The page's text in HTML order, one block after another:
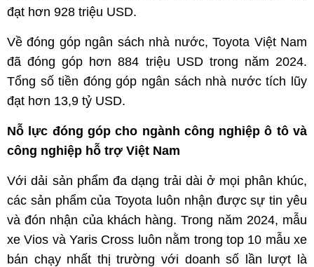
đạt hơn 928 triệu USD.
Về đóng góp ngân sách nhà nước, Toyota Việt Nam
đã đóng góp hơn 884 triệu USD trong năm 2024.
Tổng số tiền đóng góp ngân sách nhà nước tích lũy
đạt hơn 13,9 tỷ USD.
Nỗ lực đóng góp cho ngành công nghiệp ô tô và
công nghiệp hỗ trợ Việt Nam
Với dải sản phẩm đa dạng trải dài ở mọi phân khúc,
các sản phẩm của Toyota luôn nhận được sự tin yêu
và đón nhận của khách hàng. Trong năm 2024, mẫu
xe Vios và Yaris Cross luôn nằm trong top 10 mẫu xe
bán chạy nhất thị trường với doanh số lần lượt là